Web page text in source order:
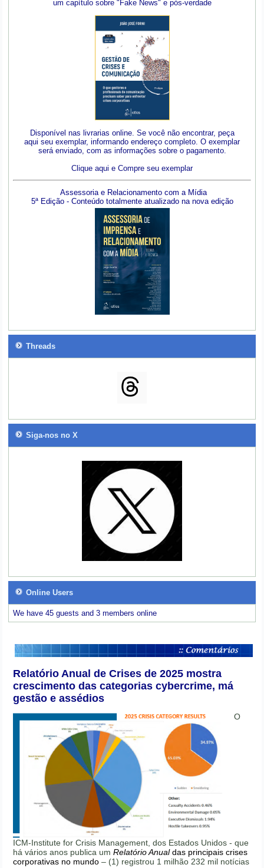
um capítulo sobre "Fake News" e pós-verdade
Disponível nas livrarias online. Se você não encontrar, peça
aqui seu exemplar, informando endereço completo. O exemplar
será enviado, com as informações sobre o pagamento.
Clique aqui e Compre seu exemplar
Assessoria e Relacionamento com a Mídia
5ª Edição - Conteúdo totalmente atualizado na nova edição
Threads
Siga-nos no X
Online Users
We have 45 guests and 3 members online
Relatório Anual de Crises de 2025 mostra
crescimento das categorias cybercrime, má
gestão e assédios
O
ICM-Institute for Crisis Management, dos Estados Unidos - que
há vários anos publica umRelatório Anualdas principais crises
corporativas no mundo – (1) registrou 1 milhão 232 mil notícias